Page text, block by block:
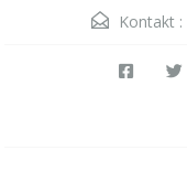
Kontakt :